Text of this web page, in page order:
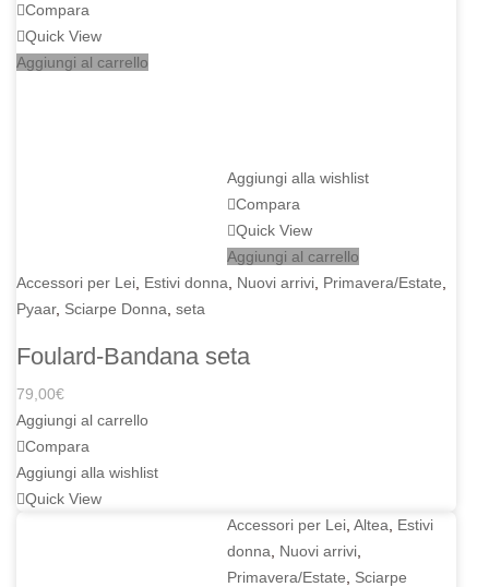
Compara
Quick View
Aggiungi al carrello
Aggiungi alla wishlist
Compara
Quick View
Aggiungi al carrello
Accessori per Lei Estivi donna Nuovi arrivi Primavera/Estate
Pyaar, Sciarpe Donna seta
Foulard-Bandana seta
79,00€
Aggiungi al carrello
Compara
Aggiungi alla wishlist
Quick View
Accessori per Lei ,Altea
Estivi
donna
Nuovi arrivi
Primavera/Estate
Sciarpe